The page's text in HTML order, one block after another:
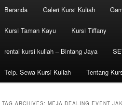
Skip to primary content
Skip to secondary content
Beranda Galeri Kursi Kuliah
Kursi Taman Kayu Kursi Tiffany
rental kursi kuliah – Bintang Jaya
Telp. Sewa Kursi Kuliah Tentang
TAG ARCHIVES: MEJA DEALING EVENT